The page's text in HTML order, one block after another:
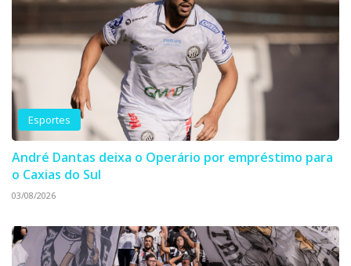
Esportes
André Dantas deixa o Operário por empréstimo para
o Caxias do Sul
03/08/2026